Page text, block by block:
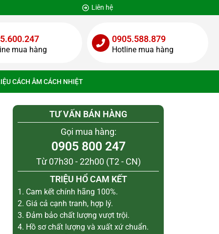
Liên hệ
mua hàng
0905.588.879
Hotline mua hàng
CÁCH ÂM CÁCH NHIỆT
TƯ VẤN BÁN HÀNG
Gọi mua hàng:
0905 800 247
Từ 07h30 - 22h00 (T2 - CN)
TRIỆU HỔ CAM KẾT
1. Cam kết chính hãng 100%.
2. Giá cả cạnh tranh, hợp lý.
3. Đảm bảo chất lượng vượt trội.
4. Hồ sơ chất lượng và xuất xứ chuẩn.